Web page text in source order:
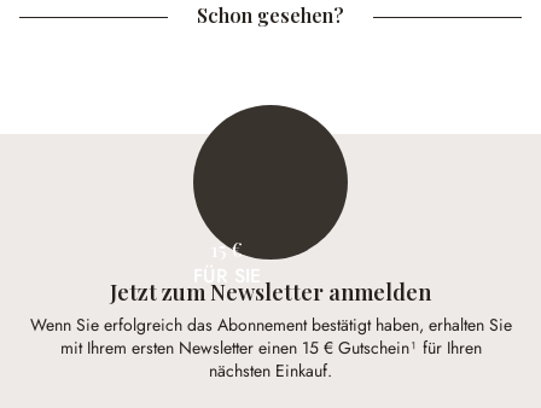
Schon gesehen?
15 €
Jetzt zum Newsletter anmelden
Wenn Sie erfolgreich das Abonnement bestätigt haben, erhalten Sie
mit Ihrem ersten Newsletter einen 15 € Gutschein¹ für Ihren
nächsten Einkauf.